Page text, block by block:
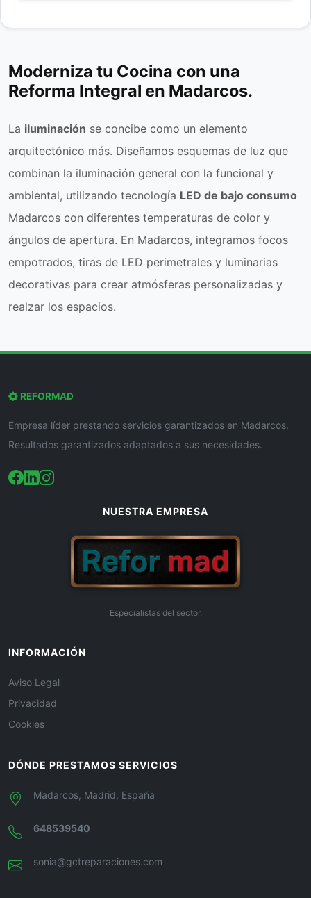
Moderniza tu Cocina con una
Reforma Integral en Madarcos.
La iluminación se concibe como un elemento
arquitectónico más. Diseñamos esquemas de luz que
combinan la iluminación general con la funcional y
ambiental, utilizando tecnología LED de bajo consumo
Madarcos con diferentes temperaturas de color y
ángulos de apertura. En Madarcos, integramos focos
empotrados, tiras de LED perimetrales y luminarias
decorativas para crear atmósferas personalizadas y
realzar los espacios.
REFORMAD
Empresa líder prestando servicios garantizados en Madarcos.
Resultados garantizados adaptados a sus necesidades.
NUESTRA EMPRESA
Especialistas del sector.
INFORMACIÓN
Aviso Legal
Privacidad
Cookies
DÓNDE PRESTAMOS SERVICIOS
Madarcos, Madrid, España
648539540
sonia@gctreparaciones.com